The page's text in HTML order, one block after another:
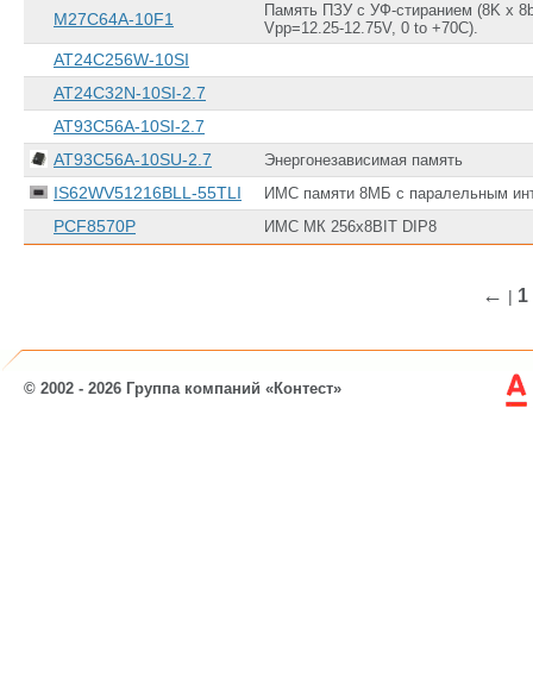
M27C64A-10F1
Память ПЗУ с УФ-стиранием (8K x
Vpp=12.25-12.75V, 0 to +70C).
AT24C256W-10SI
AT24C32N-10SI-2.7
AT93C56A-10SI-2.7
AT93C56A-10SU-2.7
Энергонезависимая память
IS62WV51216BLL-55TLI ИМС памяти 8МБ с паралельным
PCF8570P ИМС МК 256х8BIT DIP8
← | 1
© 2002 - 2026 Группа компаний «Контест»